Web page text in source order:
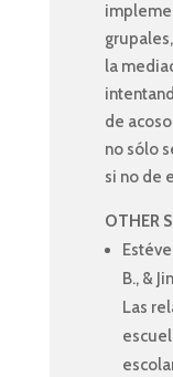
la
de
no sólo
si no de
OTHER
B., &
Las